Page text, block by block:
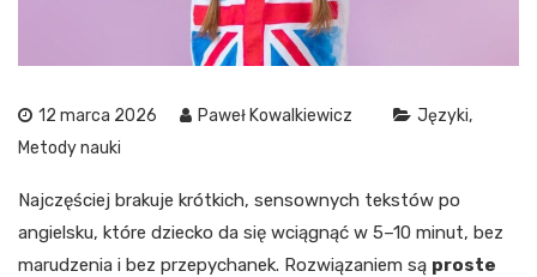
12 marca 2026 Paweł Kowalkiewicz
Języki
Metody nauki
Najczęściej brakuje krótkich, sensownych tekstów po
angielsku, które dziecko da się wciągnąć w 5–10 minut, bez
marudzenia i bez przepychanek. Rozwiązaniem są proste